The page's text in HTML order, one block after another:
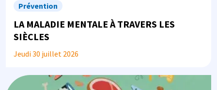
Prévention
LA MALADIE MENTALE À TRAVERS LES
SIÈCLES
Jeudi 30 juillet 2026
Image